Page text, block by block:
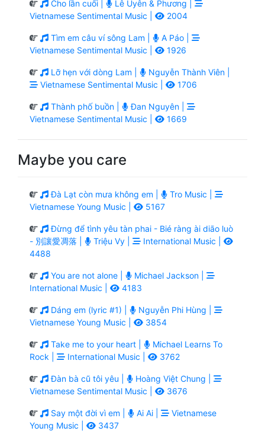
Cho lần cuối |
Lê Uyên & Phương |
Vietnamese Sentimental Music |
2004
Tìm em câu ví sông Lam |
A Páo |
Vietnamese Sentimental Music |
1926
Lỡ hẹn với dòng Lam |
Nguyễn Thành Viên |
Vietnamese Sentimental Music |
1706
Thành phố buồn |
Đan Nguyên |
Vietnamese Sentimental Music |
1669
Maybe you care
Đà Lạt còn mưa không em |
Tro Music |
Vietnamese Young Music |
5167
Đừng để tình yêu tàn phai - Bié ràng ài diāo luò
- 別讓愛凋落 |
Triệu Vy |
International Music |
4488
You are not alone |
Michael Jackson |
International Music |
4183
Dáng em (lyric #1) |
Nguyễn Phi Hùng |
Vietnamese Young Music |
3854
Take me to your heart |
Michael Learns To
Rock |
International Music | 3762
Đàn bà cũ tôi yêu |
Hoàng Việt Chung |
Vietnamese Sentimental Music |
3676
Say một đời vì em | Ai Ai |
Vietnamese
Young Music |
3437